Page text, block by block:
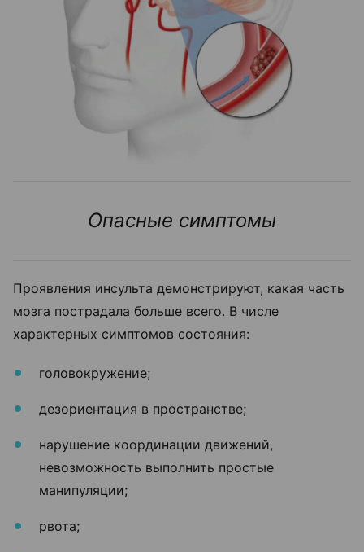
Опасные симптомы
Проявления инсульта демонстрируют, какая часть
мозга пострадала больше всего. В числе
характерных симптомов состояния:
головокружение;
дезориентация в пространстве;
нарушение координации движений,
невозможность выполнить простые
манипуляции;
рвота;